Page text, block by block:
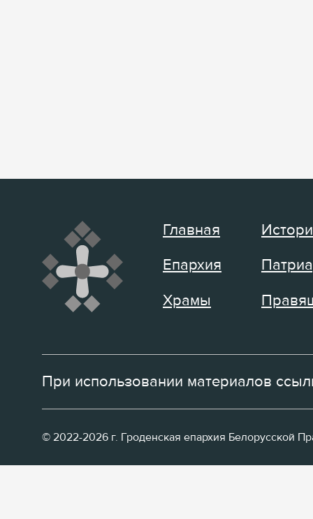
Главная
Епархия
Храмы
При использовании материалов
© 2022-2026 г. Гроденская епархия Белорусской